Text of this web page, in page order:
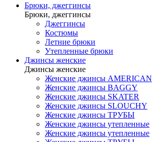
Брюки, джеггинсы
Брюки, джеггинсы
Джеггинсы
Костюмы
Летние брюки
Утепленные брюки
Джинсы женские
Джинсы женские
Женские джинсы AMERICAN
Женские джинсы BAGGY
Женские джинсы SKATER
Женские джинсы SLOUCHY
Женские джинсы ТРУБЫ
Женские джинсы утепленные
Женские джинсы утепленные